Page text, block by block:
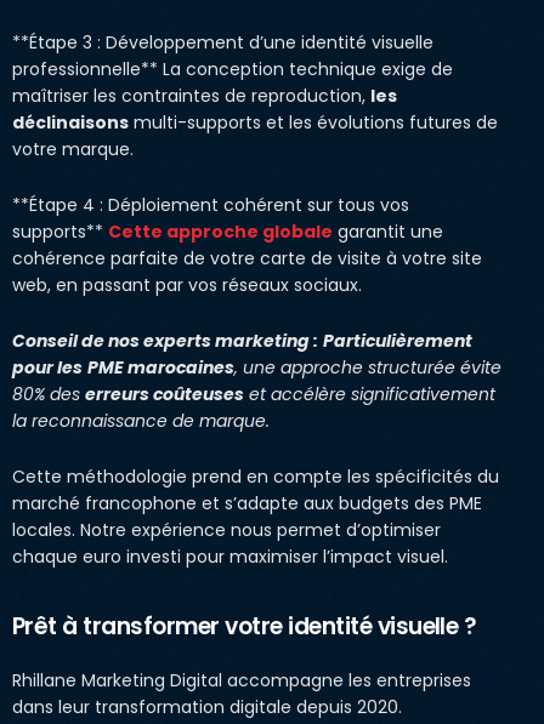
**Étape 3 : Développement d’une identité visuelle
professionnelle** La conception technique exige de
maîtriser les contraintes de reproduction, les
déclinaisons multi-supports et les évolutions futures de
votre marque.
**Étape 4 : Déploiement cohérent sur tous vos
supports** Cette approche globale garantit une
cohérence parfaite de votre carte de visite à votre site
web, en passant par vos réseaux sociaux.
Conseil de nos experts marketing : Particulièrement
pour les PME marocaines, une approche structurée évite
80% des erreurs coûteuses et accélère significativement
la reconnaissance de marque.
Cette méthodologie prend en compte les spécificités du
marché francophone et s’adapte aux budgets des PME
locales. Notre expérience nous permet d’optimiser
chaque euro investi pour maximiser l’impact visuel.
Prêt à transformer votre identité visuelle ?
Rhillane Marketing Digital accompagne les entreprises
dans leur transformation digitale depuis 2020.